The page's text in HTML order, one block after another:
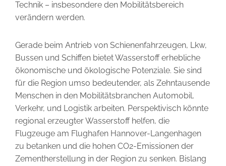
Technik – insbesondere den Mobilitätsbereich
verändern werden.
Gerade beim Antrieb von Schienenfahrzeugen, Lkw,
Bussen und Schiffen bietet Wasserstoff erhebliche
ökonomische und ökolo­gische ­Potenziale. Sie sind
für die Region umso bedeutender, als Zehn­tausende
Menschen in den Mobilitätsbranchen Automobil,
Verkehr, und Logistik arbeiten. Perspektivisch könnte
regional erzeugter Wasserstoff helfen, die
Flugzeuge am Flughafen Hannover-Langenhagen
zu betanken und die hohen CO2-Emissionen der
Zementherstellung in der Region zu senken. Bislang